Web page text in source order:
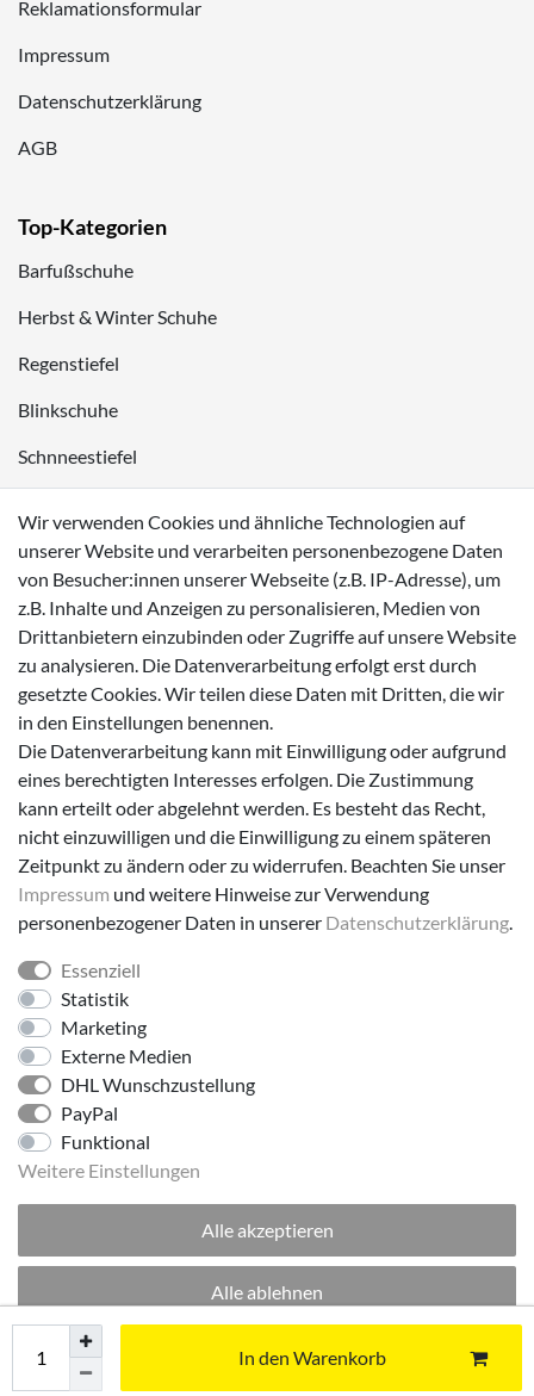
In den Warenkorb
Reklamationsformular
Impressum
Datenschutzerklärung
AGB
Top-Kategorien
Barfußschuhe
Herbst & Winter Schuhe
Regenstiefel
Blinkschuhe
Schnneestiefel
Sneaker
Zahlungsmöglichkeiten
Versanddienstleister
Folge uns!
© 2026 made by Supremo | Alle Rechte vorbehalten.
Wir verwenden Cookies und ähnliche Technologien auf
unserer Website und verarbeiten personenbezogene Daten
von Besucher:innen unserer Webseite (z.B. IP-Adresse), um
z.B. Inhalte und Anzeigen zu personalisieren, Medien von
Drittanbietern einzubinden oder Zugriffe auf unsere Website
zu analysieren. Die Datenverarbeitung erfolgt erst durch
gesetzte Cookies. Wir teilen diese Daten mit Dritten, die wir
in den Einstellungen benennen.
Die Datenverarbeitung kann mit Einwilligung oder aufgrund
eines berechtigten Interesses erfolgen. Die Zustimmung
kann erteilt oder abgelehnt werden. Es besteht das Recht,
nicht einzuwilligen und die Einwilligung zu einem späteren
Zeitpunkt zu ändern oder zu widerrufen. Beachten Sie unser
Impressum und weitere Hinweise zur Verwendung
personenbezogener Daten in unserer Daten­schutz­erklärung.
Essenziell
Statistik
Marketing
Externe Medien
DHL Wunschzustellung
PayPal
Funktional
Weitere Einstellungen
Alle akzeptieren
Alle ablehnen
Auswahl akzeptierenExcellent 5